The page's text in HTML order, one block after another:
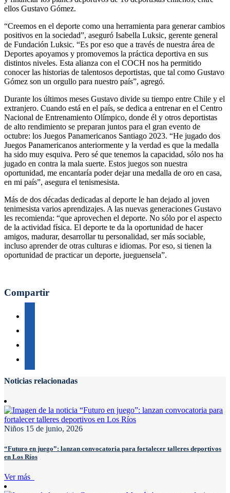
ellos Gustavo Gómez.
“Creemos en el deporte como una herramienta para generar cambios
positivos en la sociedad”, aseguró Isabella Luksic, gerente general
de Fundación Luksic. “Es por eso que a través de nuestra área de
Deportes apoyamos y promovemos la práctica deportiva en sus
distintos niveles. Esta alianza con el COCH nos ha permitido
conocer las historias de talentosos deportistas, que tal como Gustavo
Gómez son un orgullo para nuestro país”, agregó.
Durante los últimos meses Gustavo divide su tiempo entre Chile y el
extranjero. Cuando está en el país, se dedica a entrenar en el Centro
Nacional de Entrenamiento Olímpico, donde él y otros deportistas
de alto rendimiento se preparan juntos para el gran evento de
octubre: los Juegos Panamericanos Santiago 2023. “He jugado dos
Juegos Panamericanos anteriormente y la verdad es que la medalla
ha sido muy esquiva. Pero sé que tenemos la capacidad, sólo nos ha
jugado en contra la mala suerte. Estos juegos son nuestra
oportunidad, me encantaría poder dejar una medalla de oro en casa,
en mi país”, asegura el tenismesista.
Más de dos décadas dedicadas al deporte le han dejado al joven
tenimesista varios aprendizajes. A las nuevas generaciones Gustavo
les recomienda: “que aprovechen el deporte. No sólo por el aspecto
de la actividad física. El deporte te da la oportunidad de hacer
amigos, madurar, desarrollar tu personalidad, ser más sociable,
incluso aprender de otras culturas e idiomas. Por eso, si tienen la
oportunidad de practicar un deporte, jueguensela”.
Compartir
Noticias relacionadas
Niños 15 de junio, 2026
“Futuro en juego”: lanzan convocatoria para fortalecer talleres deportivos
en Los Ríos
Ver más